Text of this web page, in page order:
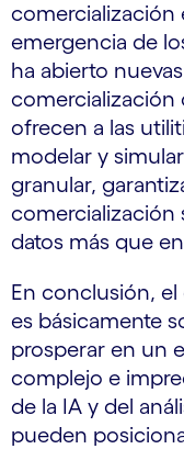
comercialización
emergencia de
ha abierto
comercialización
ofrecen a las
modelar y
granular,
comercialización
datos más que
En conclusión,
es básicamente
prosperar en un
complejo e
de la IA y del
pueden